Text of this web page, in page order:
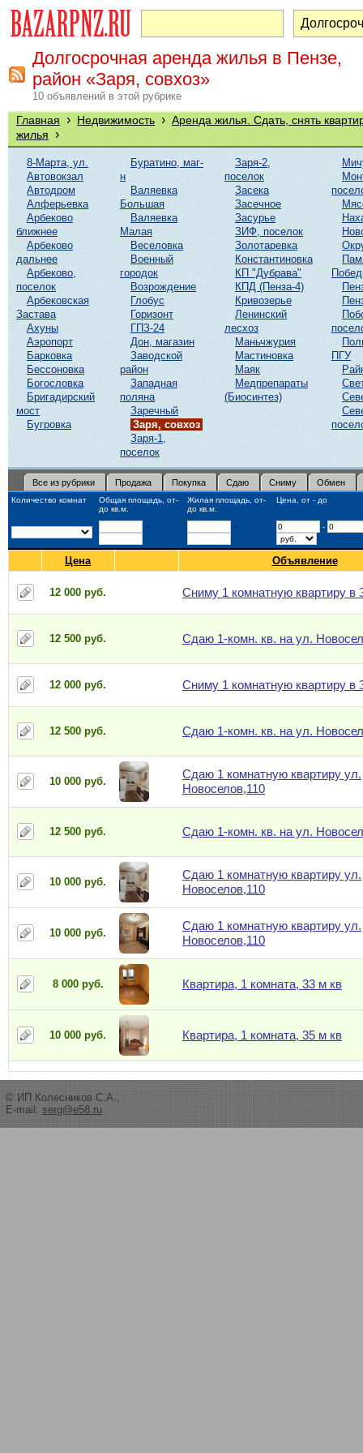
Долгосрочная аренда жилья в Пензе,
район «Заря, совхоз»
10 объявлений в этой рубрике
Главная › Недвижимость › Аренда жилья. Сдать, снять
жилья ›
8-Марта, ул.
Автовокзал
Автодром
Алферьевка
Арбеково
ближнее
Арбеково
дальнее
Арбеково,
поселок
Арбековская
Застава
Ахуны
Аэропорт
Барковка
Бессоновка
Богословка
Бригадирский
мост
Бугровка
Буратино, маг-
н
Валяевка
Большая
Валяевка
Малая
Веселовка
Военный
городок
Возрождение
Глобус
Горизонт
ГПЗ-24
Дон, магазин
Заводской
район
Западная
поляна
Заречный
Заря, совхоз
Заря-1,
поселок
Заря-2,
поселок
Засека
Засечное
Засурье
ЗИФ, поселок
Золотаревка
Константиновка
КП "Дубрава"
КПД (Пенза-4)
Кривозерье
Ленинский
лесхоз
Маньчжурия
Мастиновка
Маяк
Медпрепараты
(Биосинтез)
ПГУ
Все из рубрики Продажа Покупка Сдаю Сниму Обмен
Количество комнат
Общая площадь, от-
до кв.м.
Жилая площадь, от-
до кв.м.
Цена, от - до
- - -
Цена Объявление
12 000 руб. Сниму 1 комнатную квартиру в
12 500 руб. Сдаю 1-комн. кв. на ул.
12 000 руб. Сниму 1 комнатную квартиру в
12 500 руб. Сдаю 1-комн. кв. на ул.
10 000 руб.
Сдаю 1 комнатную квартиру ул.
Новоселов,110
12 500 руб. Сдаю 1-комн. кв. на ул.
10 000 руб.
Сдаю 1 комнатную квартиру ул.
Новоселов,110
10 000 руб.
Сдаю 1 комнатную квартиру ул.
Новоселов,110
8 000 руб. Квартира, 1 комната, 33 м кв
10 000 руб. Квартира, 1 комната, 35 м кв
© ИП Колесников С.А.,
E-mail: serg@e58.ru